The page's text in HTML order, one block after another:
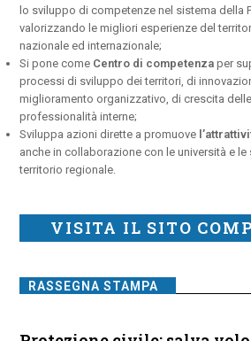
lo sviluppo di competenze nel sistema della
valorizzando le migliori esperienze del
nazionale ed internazionale;
Si pone come Centro di competenza per
processi di sviluppo dei territori, di
miglioramento organizzativo, di crescita
professionalità interne;
Sviluppa azioni dirette a promuove
anche in collaborazione con le università e le
territorio regionale.
VISITA IL SITO
RASSEGNA STAMPA